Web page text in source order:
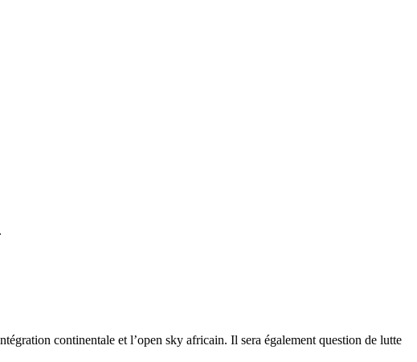
continentale et l’open sky africain. Il sera également question de lutte